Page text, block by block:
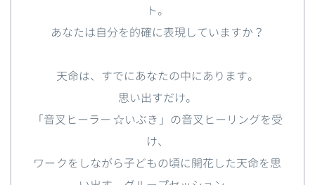
ト。
あなたは自分を的確に表現していますか？
天命は、すでにあなたの中にあります。
思い出すだけ。
「音叉ヒーラー ☆いぶき」の音叉ヒーリングを受
け、
ワークをしながら子どもの頃に開花した天命を思